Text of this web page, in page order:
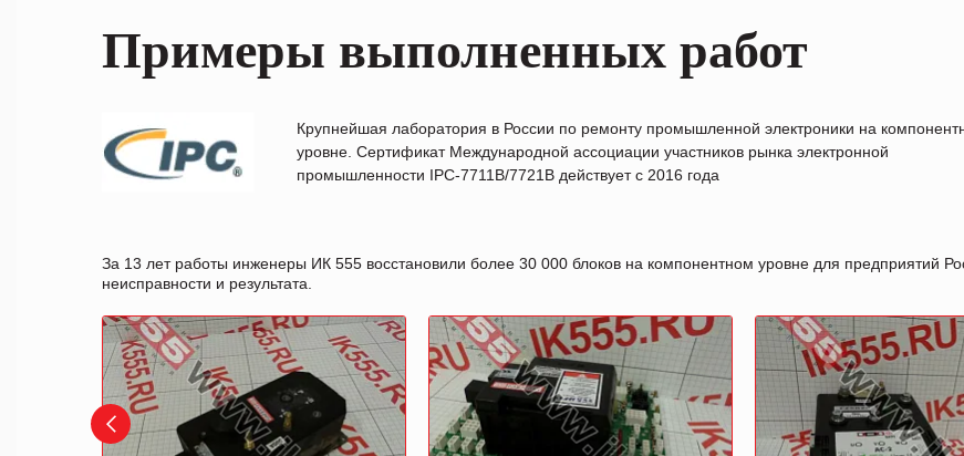
Примеры выполненных работ
Крупнейшая лаборатория в России по ремонту промышленной электроники на
уровне. Сертификат Международной ассоциации участников рынка электронной
промышленности IPC-7711B/7721B действует с 2016 года
За 13 лет работы инженеры ИК 555 восстановили более 30 000 блоков на компонентном уровне для
неисправности и результата.